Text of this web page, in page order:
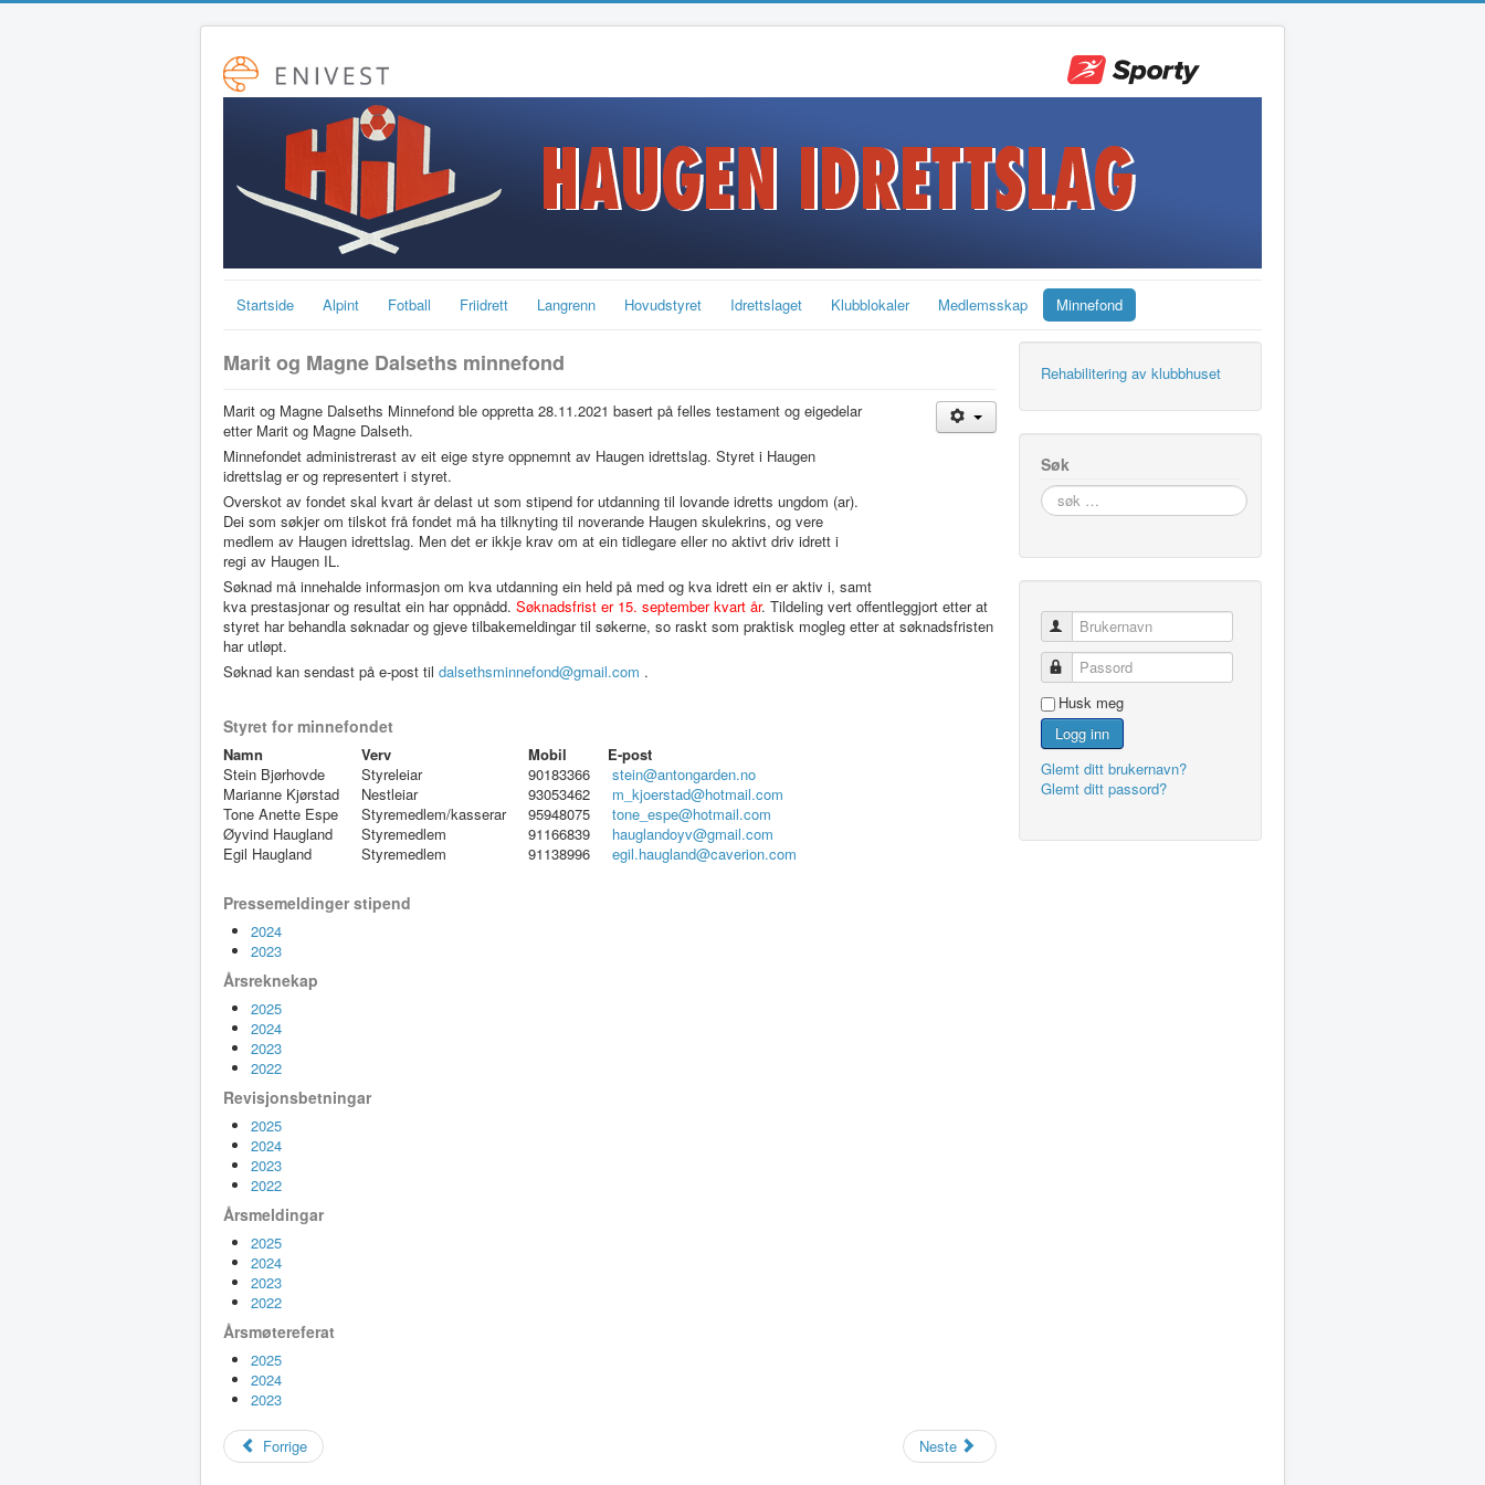
Startside Alpint Fotball Friidrett Langrenn Hovudstyret Idrettslaget Klubblokaler Medlemsskap Minnefond
Marit og Magne Dalseths minnefond
Marit og Magne Dalseths Minnefond ble oppretta 28.11.2021 basert på felles testament og eigedelar
etter Marit og Magne Dalseth.
Minnefondet administrerast av eit eige styre oppnemnt av Haugen idrettslag. Styret i Haugen
idrettslag er og representert i styret.
Overskot av fondet skal kvart år delast ut som stipend for utdanning til lovande idretts ungdom (ar).
Dei som søkjer om tilskot frå fondet må ha tilknyting til noverande Haugen skulekrins, og vere
medlem av Haugen idrettslag. Men det er ikkje krav om at ein tidlegare eller no aktivt driv idrett i
regi av Haugen IL.
Søknad må innehalde informasjon om kva utdanning ein held på med og kva idrett ein er aktiv i, samt
kva prestasjonar og resultat ein har oppnådd. Søknadsfrist er 15. september kvart år. Tildeling vert offentleggjort etter at
styret har behandla søknadar og gjeve tilbakemeldingar til søkerne, so raskt som praktisk mogleg etter at søknadsfristen
har utløpt.
Søknad kan sendast på e-post til dalsethsminnefond@gmail.com .
Styret for minnefondet
Namn Verv Mobil
E-post
Stein Bjørhovde
Styreleiar 90183366
stein@antongarden.no
Marianne Kjørstad Nestleiar 93053462
m_kjoerstad@hotmail.com
Tone Anette Espe
Styremedlem/kasserar 95948075
tone_espe@hotmail.com
Øyvind Haugland
Styremedlem 91166839
hauglandoyv@gmail.com
Egil Haugland
Styremedlem 91138996 egil.haugland@caverion.com
Pressemeldinger stipend
2024
2023
Årsreknekap
2025
2024
2023
2022
Revisjonsbetningar
2025
2024
2023
2022
Årsmeldingar
2025
2024
2023
2022
Årsmøtereferat
2025
2024
2023
Forrige Neste
Rehabilitering av klubbhuset
Søk
søk
…
Brukernavn
Passord
Husk meg
Logg inn
Glemt ditt brukernavn?
Glemt ditt passord?